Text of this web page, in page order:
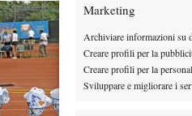
Marketing
Archiviare informazioni su
Creare profili per la
Creare profili per la
Sviluppare e migliorare i